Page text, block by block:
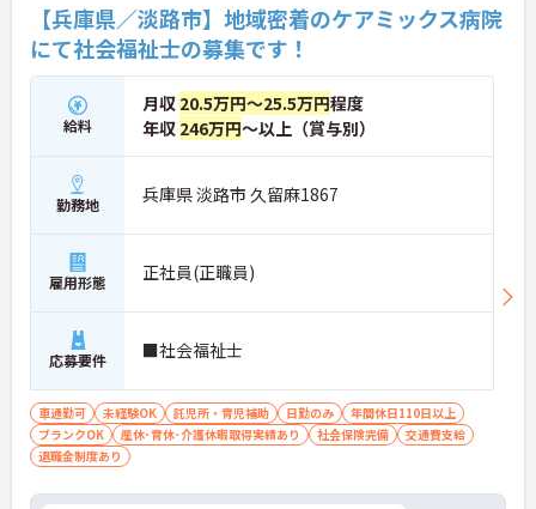
【兵庫県／淡路市】地域密着のケアミックス病院
にて社会福祉士の募集です！
給料
月収 20.5万円～25.5万円程度
年収 246万円～以上（賞与別）
勤務地 兵庫県 淡路市 久留麻1867
雇用形態 正社員(正職員)
応募要件 ■社会福祉士
車通勤可 未経験OK 託児所・育児補助 日勤のみ
年間休日110日以上
ブランクOK
産休･育休･介護休暇取得実績あり 社会保険完備
交通費支給
退職金制度あり